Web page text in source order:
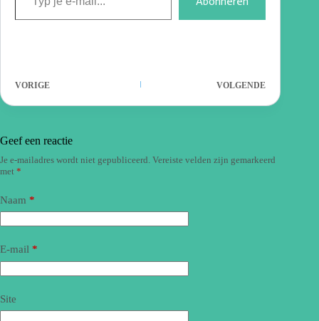
VORIGE VOLGENDE
Geef een reactie
Je e-mailadres wordt niet gepubliceerd. Vereiste velden zijn gemarkeerd
met *
Naam *
E-mail *
Site